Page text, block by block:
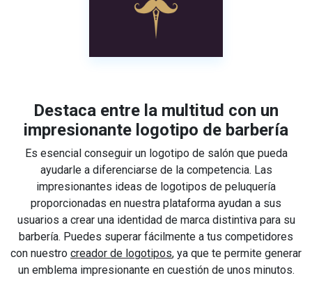
Destaca entre la multitud con un
impresionante logotipo de barbería
Es esencial conseguir un logotipo de salón que pueda
ayudarle a diferenciarse de la competencia. Las
impresionantes ideas de logotipos de peluquería
proporcionadas en nuestra plataforma ayudan a sus
usuarios a crear una identidad de marca distintiva para su
barbería. Puedes superar fácilmente a tus competidores
con nuestro creador de logotipos, ya que te permite generar
un emblema impresionante en cuestión de unos minutos.